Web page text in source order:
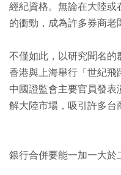
經紀資格。無論在大陸
的衝勁，成為許多券商老
不僅如此，以研究聞名
香港與上海舉行「世紀
中國證監會主要官員發
解大陸市場，吸引許多台
銀行合併要能一加一大於